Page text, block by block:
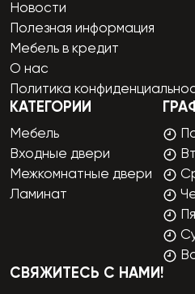
Новости
Полезная информация
Мебель в кредит
О нас
Политика
КАТЕГОРИИ
Мебель
Входные двери
Межкомнатные двери
Ламинат
СВЯЖИТЕСЬ С НАМИ!